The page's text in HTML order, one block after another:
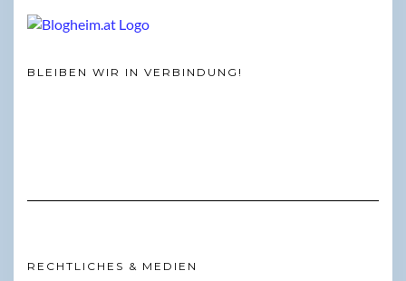
BLEIBEN WIR IN VERBINDUNG!
RECHTLICHES & MEDIEN